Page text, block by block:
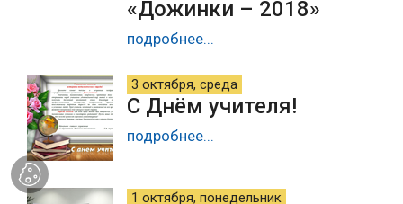
«Дожинки – 2018»
подробнее...
3 октября, среда
С Днём учителя!
подробнее...
1 октября, понедельник